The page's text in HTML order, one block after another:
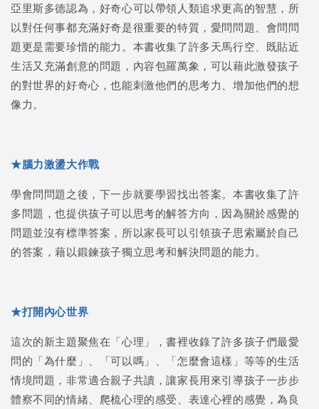
亞里斯多德認為，好奇心可以帶領人類追求更高的智慧，所
以對任何事都充滿好奇是很重要的特質，愛問問題、會問問
題更是需要珍惜的能力。本書收集了許多天馬行空、既貼近
生活又充滿創意的問題，內容包羅萬象，可以藉此激發孩子
的對世界的好奇心，也能刺激他們的思考力、增加他們的想
像力。
★腦力激盪大作戰
學會問問題之後，下一步就要學習找出答案。本書收集了許
多問題，也提供孩子可以思考的解答方向，因為關於感覺的
問題並沒有標準答案，所以家長可以引領孩子思索屬於自己
的答案，藉以鍛鍊孩子獨立思考和解決問題的能力。
★打開內心世界
這次的新主題聚焦在「心理」，書裡收錄了許多孩子們最愛
問的「為什麼」、「可以嗎」、「怎麼會這樣」等等的生活
情境問題，非常適合親子共讀，讓家長用來引導孩子一步步
體察不同的情緒、爬梳心理的感受、表達心裡的感覺，為良